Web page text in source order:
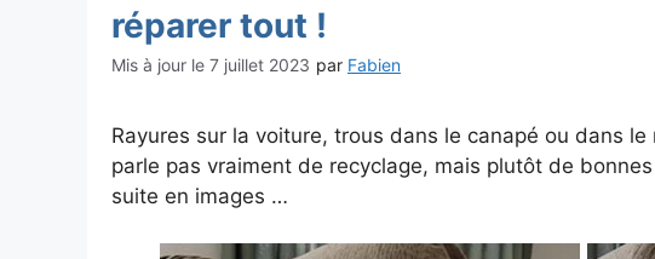
réparer tout !
7 juillet 2023 par Fabien
Rayures sur la voiture, trous dans le canapé ou dans
parle pas vraiment de recyclage, mais plutôt de
suite en images …